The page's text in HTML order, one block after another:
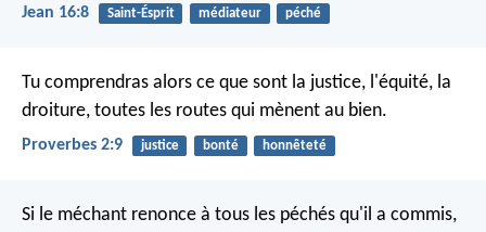
Jean 16:8 Saint-Ésprit médiateur péché
Tu comprendras alors ce que sont la justice, l'équité, la
droiture, toutes les routes qui mènent au bien.
Proverbes 2:9 justice bonté honnêteté
Si le méchant renonce à tous les péchés qu'il a commis,